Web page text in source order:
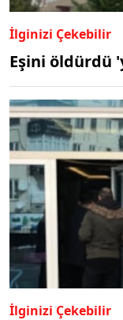
İlginizi Çekebilir
Eşini öldürdü
İlginizi Çekebilir